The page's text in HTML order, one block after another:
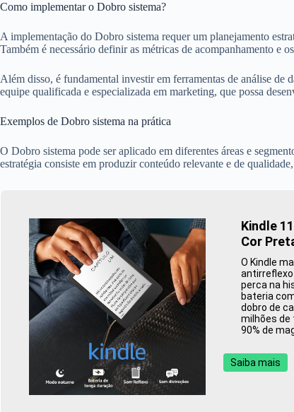
Como implementar o Dobro sistema?
A implementação do Dobro sistema requer um planejamento
Também é necessário definir as métricas de acompanhamento e
Além disso, é fundamental investir em ferramentas de análise de
equipe qualificada e especializada em marketing, que possa
Exemplos de Dobro sistema na prática
O Dobro sistema pode ser aplicado em diferentes áreas e
estratégia consiste em produzir conteúdo relevante e de
Kindle
Cor
O Kindle
perca na
bateria
dobro de
milhões de
90% de
Saiba mais